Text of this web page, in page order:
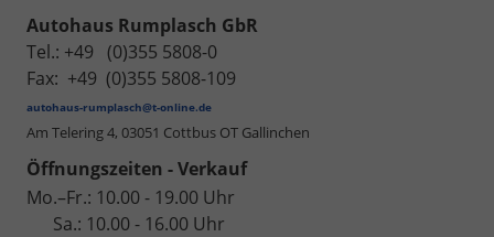
Autohaus Rumplasch GbR
Tel.: +49 (0)355 5808-0
Fax: +49 (0)355 5808-109
autohaus-rumplasch@t-online.de
Am Telering 4, 03051 Cottbus OT Gallinchen
Öffnungszeiten - Verkauf
Mo.–Fr.: 10.00 - 19.00 Uhr
Sa.: 10.00 - 16.00 Uhr